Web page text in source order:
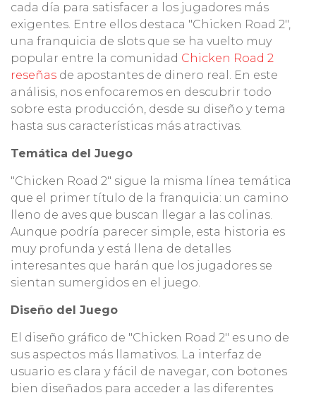
cada día para satisfacer a los jugadores más
exigentes. Entre ellos destaca "Chicken Road 2",
una franquicia de slots que se ha vuelto muy
popular entre la comunidad Chicken Road 2
reseñas de apostantes de dinero real. En este
análisis, nos enfocaremos en descubrir todo
sobre esta producción, desde su diseño y tema
hasta sus características más atractivas.
Temática del Juego
"Chicken Road 2" sigue la misma línea temática
que el primer título de la franquicia: un camino
lleno de aves que buscan llegar a las colinas.
Aunque podría parecer simple, esta historia es
muy profunda y está llena de detalles
interesantes que harán que los jugadores se
sientan sumergidos en el juego.
Diseño del Juego
El diseño gráfico de "Chicken Road 2" es uno de
sus aspectos más llamativos. La interfaz de
usuario es clara y fácil de navegar, con botones
bien diseñados para acceder a las diferentes